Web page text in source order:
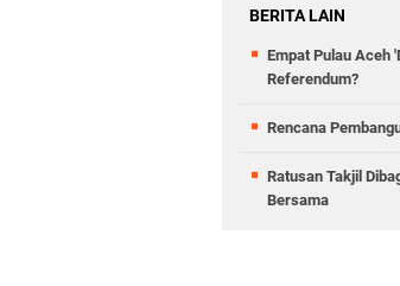
BERITA LAIN
Empat Pulau Aceh
Referendum?
Rencana
Ratusan Takjil
Bersama